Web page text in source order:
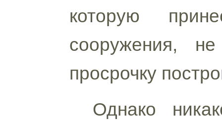
которую
сооружения,
просрочку
Однако